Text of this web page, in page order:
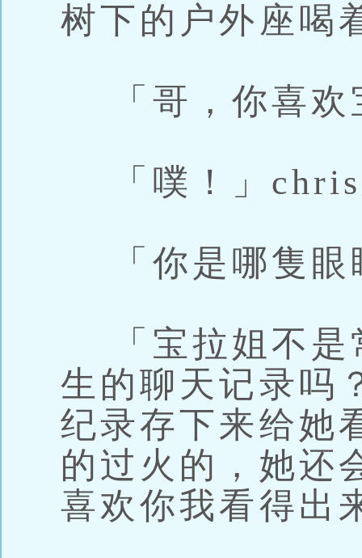
树下的户外座喝
「哥，你喜欢
「噗！」chris
「你是哪隻眼
「宝拉姐不是
生的聊天记录吗
纪录存下来给她
的过火的，她还
喜欢你我看得出